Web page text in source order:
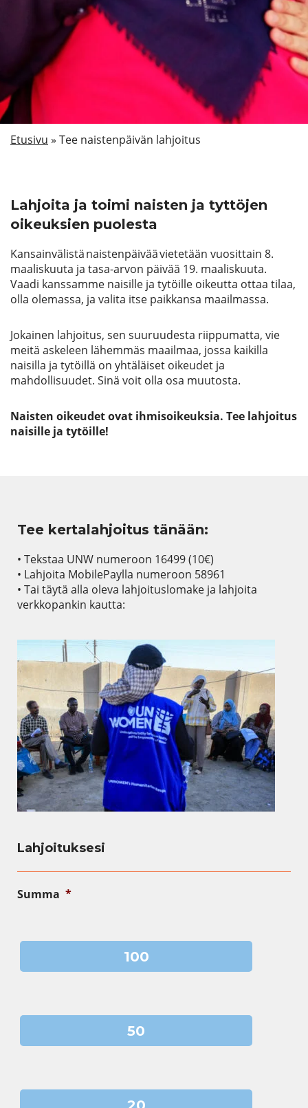
Etusivu » Tee naistenpäivän lahjoitus
Lahjoita ja toimi naisten ja tyttöjen
oikeuksien puolesta
Kansainvälistä naistenpäivää vietetään vuosittain 8.
maaliskuuta ja tasa-arvon päivää 19. maaliskuuta.
Vaadi kanssamme naisille ja tytöille oikeutta ottaa tilaa,
olla olemassa, ja valita itse paikkansa maailmassa.
Jokainen lahjoitus, sen suuruudesta riippumatta, vie
meitä askeleen lähemmäs maailmaa, jossa kaikilla
naisilla ja tytöillä on yhtäläiset oikeudet ja
mahdollisuudet. Sinä voit olla osa muutosta.
Naisten oikeudet ovat ihmisoikeuksia. Tee lahjoitus
naisille ja tytöille!
Tee kertalahjoitus tänään:
• Tekstaa UNW numeroon 16499 (10€)
• Lahjoita MobilePaylla numeroon 58961
• Tai täytä alla oleva lahjoituslomake ja lahjoita
verkkopankin kautta:
Lahjoituksesi
Summa *
100
50